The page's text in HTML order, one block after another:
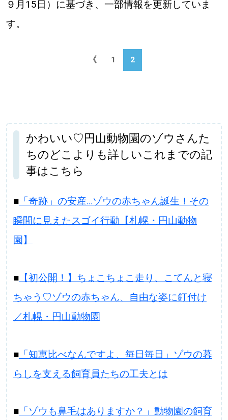
９月15日）に基づき、一部情報を更新していま
す。
《 1 2
かわいい♡円山動物園のゾウさんた
ちのどこよりも詳しいこれまでの記
事はこちら
■「奇跡」の安産…ゾウの赤ちゃん誕生！その
瞬間に見えたスゴイ行動【札幌・円山動物
園】
■【初公開！】ちょこちょこ走り、こてんと寝
ちゃう♡ゾウの赤ちゃん、自由な姿に釘付け
／札幌・円山動物園
■「知恵比べなんですよ、毎日毎日」ゾウの暮
らしを支える飼育員たちの工夫とは
■「ゾウも鼻毛はありますか？」動物園の飼育